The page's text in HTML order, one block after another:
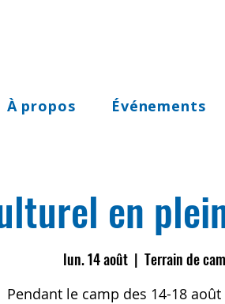
À propos Événements
en
lun. 14 août
  |
Terrain de
Pendant le camp des 14-18